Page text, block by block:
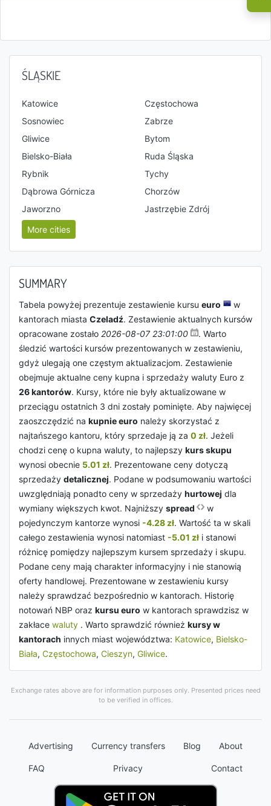
ŚLĄSKIE
Katowice
Częstochowa
Sosnowiec
Zabrze
Gliwice
Bytom
Bielsko-Biała
Ruda Śląska
Rybnik
Tychy
Dąbrowa Górnicza
Chorzów
Jaworzno
Jastrzębie Zdrój
More cities
SUMMARY
Tabela powyżej prezentuje zestawienie kursu euro
w
kantorach miasta Czeladź. Zestawienie aktualnych kursów
opracowane zostało 2026-08-07 23:01:00
. Warto
śledzić wartości kursów prezentowanych w zestawieniu,
gdyż ulegają one częstym aktualizacjom. Zestawienie
obejmuje aktualne ceny kupna i sprzedaży waluty Euro z
26 kantorów. Kursy, które nie były aktualizowane w
przeciągu ostatnich 3 dni zostały pominięte. Aby najwięcej
zaoszczędzić na kupnie euro należy skorzystać z
najtańszego kantoru, który sprzedaje ją za 0 zł. Jeżeli
chodzi cenę o kupna waluty, to najlepszy kurs skupu
wynosi obecnie 5.01 zł. Prezentowane ceny dotyczą
sprzedaży detalicznej. Podane w podsumowaniu wartości
uwzględniają ponadto ceny w sprzedaży hurtowej dla
wymiany większych kwot. Najniższy spread
w
pojedynczym kantorze wynosi -4.28 zł. Wartość ta w skali
całego zestawienia wynosi natomiast -5.01 zł i stanowi
różnicę pomiędzy najlepszym kursem sprzedaży i skupu.
Podane ceny mają charakter informacyjny i nie stanowią
oferty handlowej. Prezentowane w zestawieniu kursy
należy sprawdzać bezpośrednio w kantorach. Historię
notowań NBP oraz kursu euro w kantorach sprawdzisz w
zakłace waluty . Warto sprawdzić również kursy w
kantorach innych miast województwa: Katowice, Bielsko-
Biała, Częstochowa, Cieszyn, Gliwice.
Exchange rates above are for information purposes only. Presented prices need
to be verified in offices.
Advertising Currency transfers Blog About
FAQ Privacy Contact